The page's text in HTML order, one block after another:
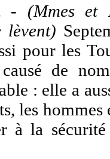
-
(Mmes et
lèvent)
pour les
de
: elle a
les
à la